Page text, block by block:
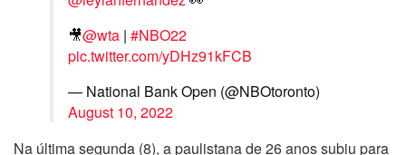
🎥@wta | #NBO22
pic.twitter.com/yDHz91kFCB
— National Bank Open (@NBOtoronto)
August 10, 2022
Na última segunda (8), a paulistana de 26 anos subiu para